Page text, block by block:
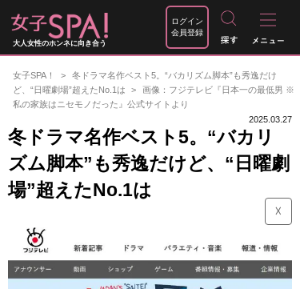
大人女性のホンネに向き合う
ログイン
会員登録
女子SPA！
冬ドラマ名作ベスト5。“バカリズム脚本”も秀逸だけ
ど、“日曜劇場”超えたNo.1は
画像：フジテレビ『日本一の最低男 ※
私の家族はニセモノだった』公式サイトより
2025.03.27
冬ドラマ名作ベスト5。“バカリ
ズム脚本”も秀逸だけど、“日曜劇
場”超えたNo.1は
☓